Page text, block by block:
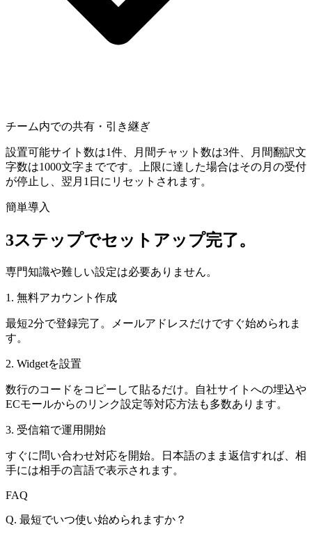
チーム内での共有・引き継ぎ
設置可能サイト数は1件、月間チャット数は3件、月間翻訳文
字数は1000文字までです。上限に達した場合はその月の受付
が停止し、翌月1日にリセットされます。
簡単導入
3ステップでセットアップ完了。
専門知識や難しい設定は必要ありません。
1. 無料アカウント作成
最短2分で登録完了。メールアドレスだけですぐ始められま
す。
2. Widgetを設置
数行のコードをコピーして貼るだけ。自社サイトへの埋込や
ECモールからのリンク設定等対応方法も多数あります。
3. 受信箱で運用開始
すぐに問い合わせ対応を開始。日本語のまま返信すれば、相
手には相手の言語で表示されます。
FAQ
Q. 最短でいつ使い始められますか？